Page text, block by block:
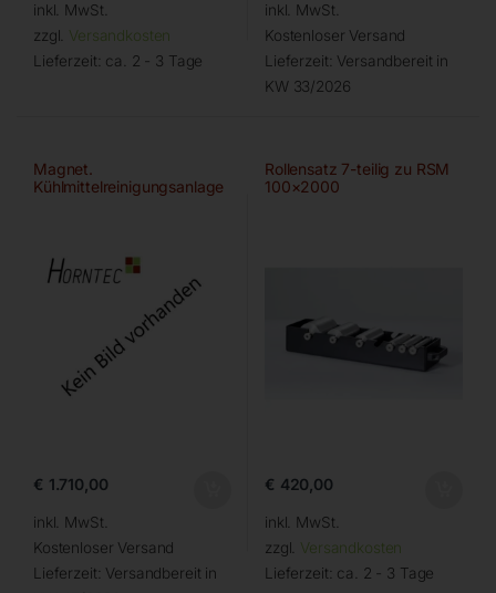
inkl. MwSt.
zzgl. Versandkosten
Lieferzeit: ca. 2 - 3 Tage
inkl. MwSt.
Kostenloser Versand
Lieferzeit: Versandbereit in
KW 33/2026
Magnet.
Kühlmittelreinigungsanlage
€ 1.710,00
inkl. MwSt.
Kostenloser Versand
Lieferzeit: Versandbereit in
Rollensatz 7-teilig zu RSM
100×2000
€ 420,00
inkl. MwSt.
zzgl. Versandkosten
Lieferzeit: ca. 2 - 3 Tage